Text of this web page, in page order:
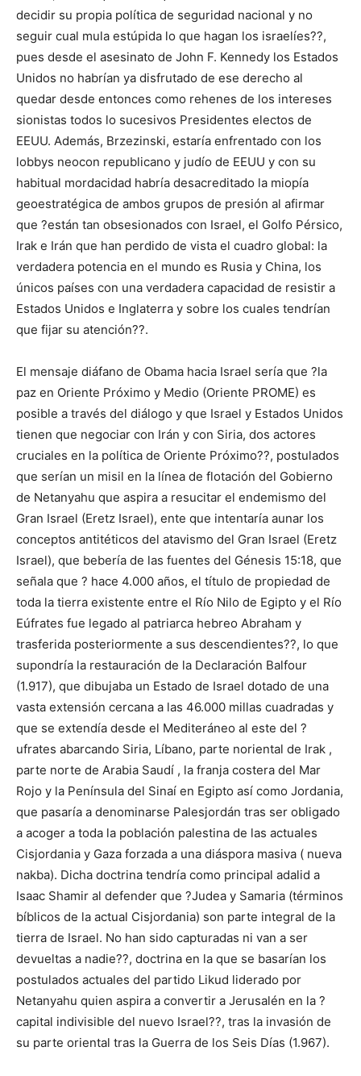
decidir su propia política de seguridad nacional y no
seguir cual mula estúpida lo que hagan los israelíes??,
pues desde el asesinato de John F. Kennedy los Estados
Unidos no habrían ya disfrutado de ese derecho al
quedar desde entonces como rehenes de los intereses
sionistas todos lo sucesivos Presidentes electos de
EEUU. Además, Brzezinski, estaría enfrentado con los
lobbys neocon republicano y judío de EEUU y con su
habitual mordacidad habría desacreditado la miopía
geoestratégica de ambos grupos de presión al afirmar
que ?están tan obsesionados con Israel, el Golfo Pérsico,
Irak e Irán que han perdido de vista el cuadro global: la
verdadera potencia en el mundo es Rusia y China, los
únicos países con una verdadera capacidad de resistir a
Estados Unidos e Inglaterra y sobre los cuales tendrían
que fijar su atención??.
El mensaje diáfano de Obama hacia Israel sería que ?la
paz en Oriente Próximo y Medio (Oriente PROME) es
posible a través del diálogo y que Israel y Estados Unidos
tienen que negociar con Irán y con Siria, dos actores
cruciales en la política de Oriente Próximo??, postulados
que serían un misil en la línea de flotación del Gobierno
de Netanyahu que aspira a resucitar el endemismo del
Gran Israel (Eretz Israel), ente que intentaría aunar los
conceptos antitéticos del atavismo del Gran Israel (Eretz
Israel), que bebería de las fuentes del Génesis 15:18, que
señala que ? hace 4.000 años, el título de propiedad de
toda la tierra existente entre el Río Nilo de Egipto y el Río
Eúfrates fue legado al patriarca hebreo Abraham y
trasferida posteriormente a sus descendientes??, lo que
supondría la restauración de la Declaración Balfour
(1.917), que dibujaba un Estado de Israel dotado de una
vasta extensión cercana a las 46.000 millas cuadradas y
que se extendía desde el Mediteráneo al este del ?
ufrates abarcando Siria, Líbano, parte noriental de Irak ,
parte norte de Arabia Saudí , la franja costera del Mar
Rojo y la Península del Sinaí en Egipto así como Jordania,
que pasaría a denominarse Palesjordán tras ser obligado
a acoger a toda la población palestina de las actuales
Cisjordania y Gaza forzada a una diáspora masiva ( nueva
nakba). Dicha doctrina tendría como principal adalid a
Isaac Shamir al defender que ?Judea y Samaria (términos
bíblicos de la actual Cisjordania) son parte integral de la
tierra de Israel. No han sido capturadas ni van a ser
devueltas a nadie??, doctrina en la que se basarían los
postulados actuales del partido Likud liderado por
Netanyahu quien aspira a convertir a Jerusalén en la ?
capital indivisible del nuevo Israel??, tras la invasión de
su parte oriental tras la Guerra de los Seis Días (1.967).